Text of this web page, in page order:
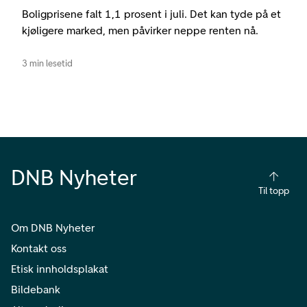
Boligprisene falt 1,1 prosent i juli. Det kan tyde på et
kjøligere marked, men påvirker neppe renten nå.
3 min lesetid
DNB Nyheter
Til topp
Om DNB Nyheter
Kontakt oss
Etisk innholdsplakat
Bildebank